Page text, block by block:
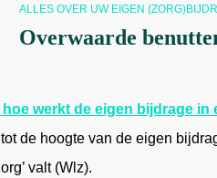
ALLES OVER UW EIGEN
Overwaarde
hoe werkt de eigen bijdrage
de hoogte van de eigen
valt (Wlz).